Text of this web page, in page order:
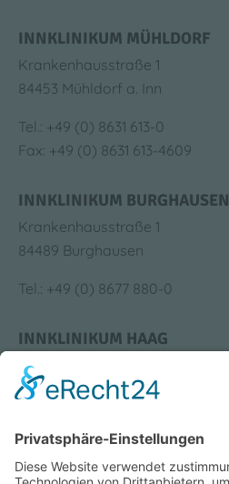
INNKLINIKUM MÜHLDORF
Krankenhausstraße 1
84453 Mühldorf a. Inn
Tel.: +49 (0) 8631 613-0
Fax: +49 (0) 8631 613-4609
INNKLINIKUM BURGHAUSEN
Krankenhausstraße 1
84489 Burghausen
Tel.: +49 (0) 8677 880-0
INNKLINIKUM HAAG
Krankenhausstraße 4
83527 Haag i. OB